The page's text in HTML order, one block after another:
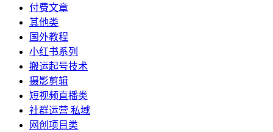
付费文章
其他类
国外教程
小红书系列
搬运起号技术
摄影剪辑
短视频直播类
社群运营 私域
网创项目类